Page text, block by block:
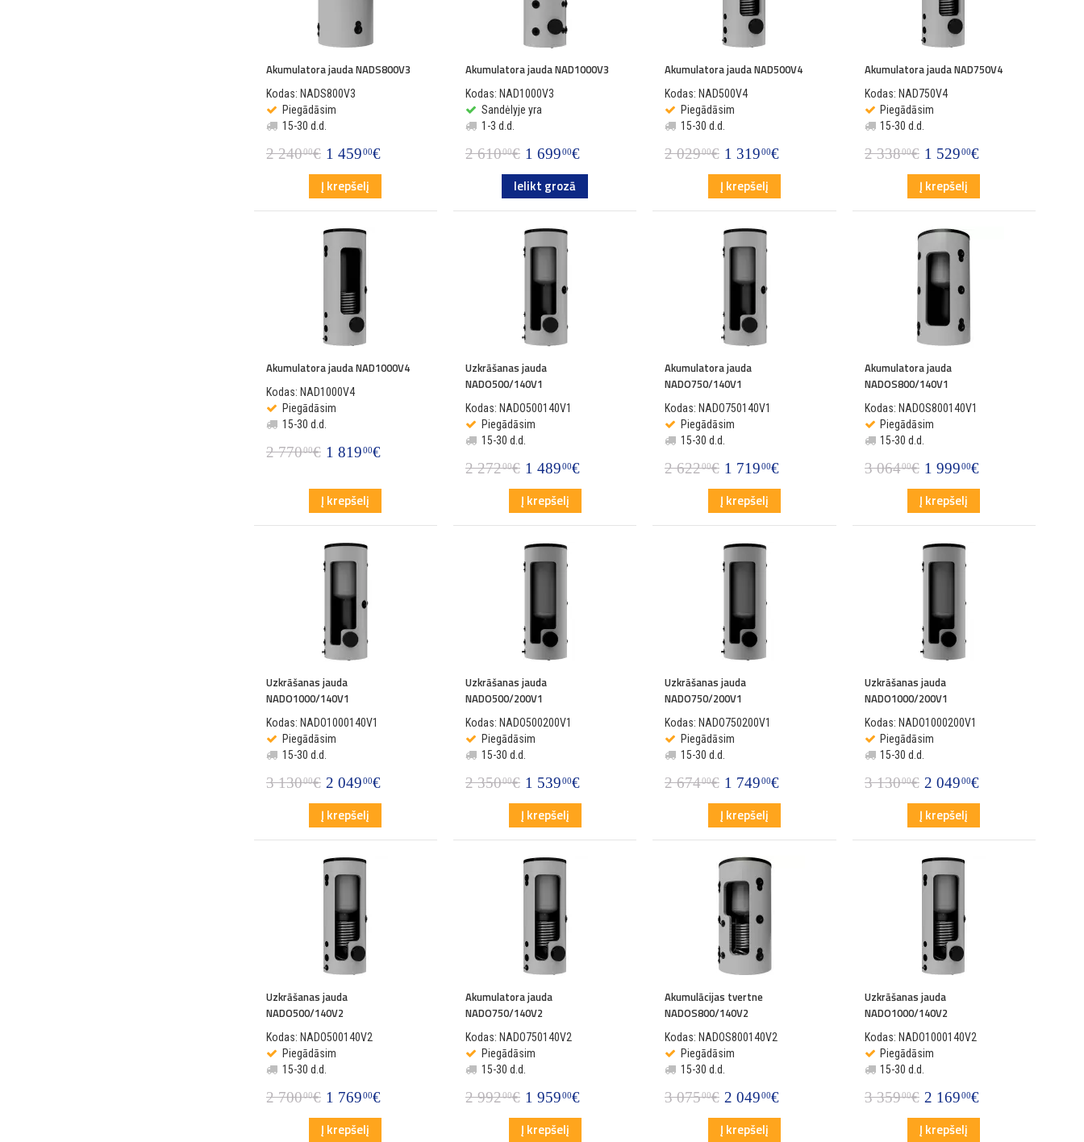
Akumulatora jauda NADS800V3
Kodas: NADS800V3
Piegādāsim
15-30 d.d.
2 24000€ 1 45900€
Į krepšelį
Akumulatora jauda NAD1000V3
Kodas: NAD1000V3
Sandėlyje yra
1-3 d.d.
2 61000€ 1 69900€
Ielikt grozā
Akumulatora jauda NAD500V4
Kodas: NAD500V4
Piegādāsim
15-30 d.d.
2 02900€ 1 319 00€
Į krepšelį
Akumulatora jauda NAD750V4
Kodas: NAD750V4
Piegādāsim
15-30 d.d.
2 33800€ 1 52900€
Į krepšelį
Akumulatora jauda NAD1000V4
Kodas: NAD1000V4
Piegādāsim
15-30 d.d.
2 77000€ 1 81900€
Į krepšelį
Uzkrāšanas jauda
NADO500/140V1
Kodas: NADO500140V1
Piegādāsim
15-30 d.d.
2 27200€ 1 48900€
Į krepšelį
Akumulatora jauda
NADO750/140V1
Kodas: NADO750140V1
Piegādāsim
15-30 d.d.
2 62200€ 1 719 00€
Į krepšelį
Akumulatora jauda
NADOS800/140V1
Kodas: NADOS800140V1
Piegādāsim
15-30 d.d.
3 06400€ 1 99900€
Į krepšelį
Uzkrāšanas jauda
NADO1000/140V1
Kodas: NADO1000140V1
Piegādāsim
15-30 d.d.
3 13000€ 2 04900€
Į krepšelį
Uzkrāšanas jauda
NADO500/200V1
Kodas: NADO500200V1
Piegādāsim
15-30 d.d.
2 35000€ 1 53900€
Į krepšelį
Uzkrāšanas jauda
NADO750/200V1
Kodas: NADO750200V1
Piegādāsim
15-30 d.d.
2 67400€ 1 749 00€
Į krepšelį
Uzkrāšanas jauda
NADO1000/200V1
Kodas: NADO1000200V1
Piegādāsim
15-30 d.d.
3 13000€ 2 04900€
Į krepšelį
Uzkrāšanas jauda
NADO500/140V2
Kodas: NADO500140V2
Piegādāsim
15-30 d.d.
2 70000€ 1 76900€
Į krepšelį
Akumulatora jauda
NADO750/140V2
Kodas: NADO750140V2
Piegādāsim
15-30 d.d.
2 99200€ 1 95900€
Į krepšelį
Akumulācijas tvertne
NADOS800/140V2
Kodas: NADOS800140V2
Piegādāsim
15-30 d.d.
3 07500€ 2 049 00€
Į krepšelį
Uzkrāšanas jauda
NADO1000/140V2
Kodas: NADO1000140V2
Piegādāsim
15-30 d.d.
3 35900€ 2 16900€
Į krepšelį